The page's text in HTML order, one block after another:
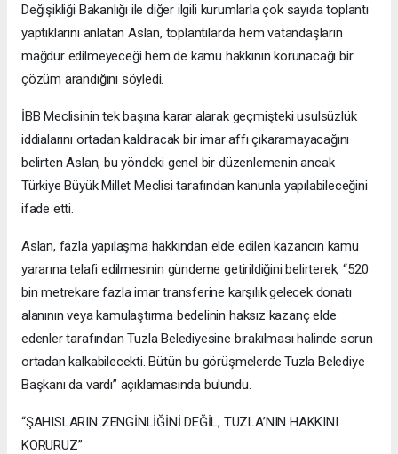
Değişikliği Bakanlığı ile diğer ilgili kurumlarla çok sayıda toplantı
yaptıklarını anlatan Aslan, toplantılarda hem vatandaşların
mağdur edilmeyeceği hem de kamu hakkının korunacağı bir
çözüm arandığını söyledi.
İBB Meclisinin tek başına karar alarak geçmişteki usulsüzlük
iddialarını ortadan kaldıracak bir imar affı çıkaramayacağını
belirten Aslan, bu yöndeki genel bir düzenlemenin ancak
Türkiye Büyük Millet Meclisi tarafından kanunla yapılabileceğini
ifade etti.
Aslan, fazla yapılaşma hakkından elde edilen kazancın kamu
yararına telafi edilmesinin gündeme getirildiğini belirterek, “520
bin metrekare fazla imar transferine karşılık gelecek donatı
alanının veya kamulaştırma bedelinin haksız kazanç elde
edenler tarafından Tuzla Belediyesine bırakılması halinde sorun
ortadan kalkabilecekti. Bütün bu görüşmelerde Tuzla Belediye
Başkanı da vardı” açıklamasında bulundu.
“ŞAHISLARIN ZENGİNLİĞİNİ DEĞİL, TUZLA’NIN HAKKINI
KORURUZ”